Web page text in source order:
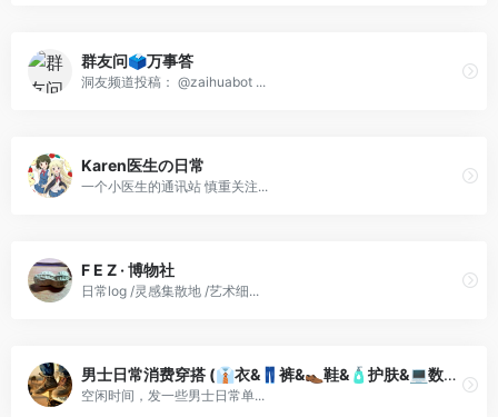
群友问🗳万事答
洞友频道投稿： @zaihuabot ...
Karen医生の日常
一个小医生的通讯站 慎重关注...
F E Z · 博物社
日常log /灵感集散地 /艺术细...
男士日常消费穿搭 (👔衣&👖裤&👞鞋&🧴护肤&💻数码)
空闲时间，发一些男士日常单...